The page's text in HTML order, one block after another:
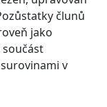
člunů
jako
v